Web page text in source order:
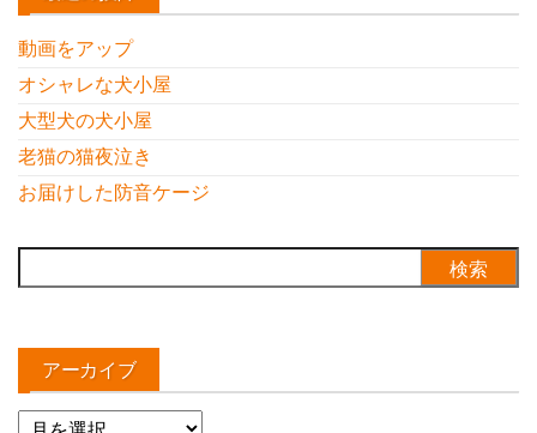
動画をアップ
オシャレな犬小屋
大型犬の犬小屋
老猫の猫夜泣き
お届けした防音ケージ
索:
アーカイブ
ア